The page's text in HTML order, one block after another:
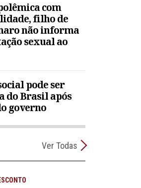
com
filho de
não informa
sexual ao
pode ser
do Brasil após
governo
Ver Todas